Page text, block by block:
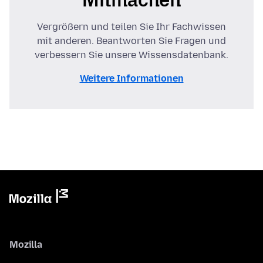
Vergrößern und teilen Sie Ihr Fachwissen
mit anderen. Beantworten Sie Fragen und
verbessern Sie unsere Wissensdatenbank.
Weitere Informationen
Mozilla